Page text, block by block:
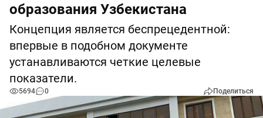
образования Узбекистана
Концепция является беспрецедентной:
впервые в подобном документе
устанавливаются четкие целевые
показатели.
5694 0 Поделиться